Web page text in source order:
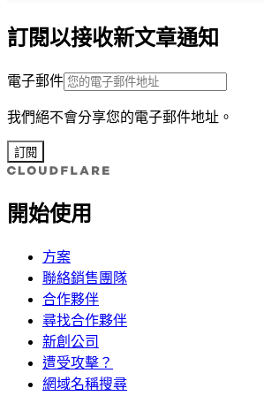
訂閱以接收新文章通知
電子郵件
我們絕不會分享您的電子郵件地址。
訂閱
開始使用
方案
聯絡銷售團隊
合作夥伴
尋找合作夥伴
新創公司
遭受攻擊？
網域名稱搜尋